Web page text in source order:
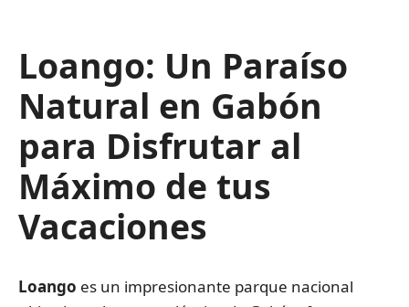
Loango: Un Paraíso
Natural en Gabón
para Disfrutar al
Máximo de tus
Vacaciones
Loango es un impresionante parque nacional